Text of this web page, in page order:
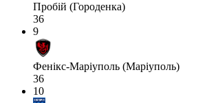
Пробій (Городенка)
36
9
Фенікс-Маріуполь (Маріуполь)
36
10